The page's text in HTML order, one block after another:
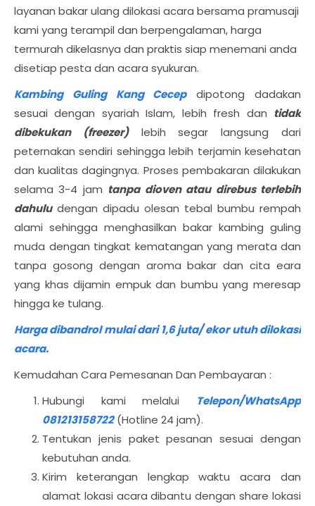
layanan bakar ulang dilokasi acara bersama pramusaji
kami yang terampil dan berpengalaman, harga
termurah dikelasnya dan praktis siap menemani anda
disetiap pesta dan acara syukuran.
Kambing Guling Kang Cecepdipotong dadakan
sesuai dengan syariah Islam, lebih fresh dan tidak
dibekukan (freezer)lebih segar langsung dari
peternakan sendiri sehingga lebih terjamin kesehatan
dan kualitas dagingnya. Proses pembakaran dilakukan
selama 3-4 jam tanpa dioven atau direbus terlebih
dahuludengan dipadu olesan tebal bumbu rempah
alami sehingga menghasilkan bakar kambing guling
muda dengan tingkat kematangan yang merata dan
tanpa gosong dengan aroma bakar dan cita eara
yang khas dijamin empuk dan bumbu yang meresap
hingga ke tulang.
Harga dibandrol mulai dari 1,6 juta/ ekor utuh dilokasi
acara.
Kemudahan Cara Pemesanan Dan Pembayaran :
Hubungi kami melalui Telepon/WhatsApp
081213158722(Hotline 24 jam).
Tentukan jenis paket pesanan sesuai dengan
kebutuhan anda.
Kirim keterangan lengkap waktu acara dan
alamat lokasi acara dibantu dengan share lokasi